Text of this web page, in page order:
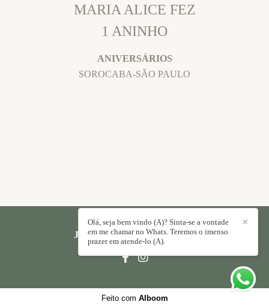
MARIA ALICE FEZ
1 ANINHO
ANIVERSÁRIOS
SOROCABA-SÃO PAULO
JORGE PAULO/CONTATO
✕
Olá, seja bem vindo (A)? Sinta-se a vontade
em me chamar no Whats. Teremos o imenso
prazer em atende-lo (A).
Feito com Alboom